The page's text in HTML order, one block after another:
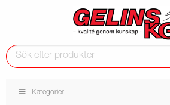
Kategorier